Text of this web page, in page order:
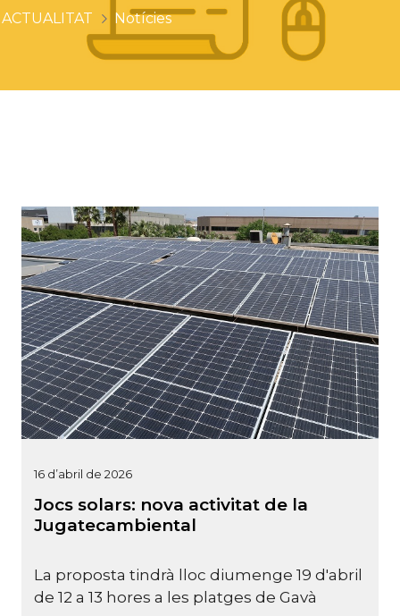
ACTUALITAT Notícies
16 d’abril de 2026
Jocs solars: nova activitat de la
Jugatecambiental
La proposta tindrà lloc diumenge 19 d'abril
de 12 a 13 hores a les platges de Gavà